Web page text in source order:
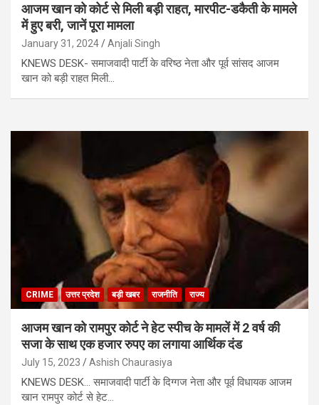
आजम खान को कोर्ट से मिली बड़ी राहत, मारपीट-डकैती के मामले
में हुए बरी, जानें पूरा मामला
January 31, 2024 Anjali Singh
KNEWS DESK- समाजवादी पार्टी के वरिष्ठ नेता और पूर्व सांसद आजम
खान को बड़ी राहत मिली…
CRIME उत्तर प्रदेश बड़ी खबर राजनीति राज्य
आजम खान को रामपुर कोर्ट ने हेट स्पीच के मामलें में 2 वर्ष की
सजा के साथ एक हजार रुपए का लगाया आर्थिक दंड
July 15, 2023 Ashish Chaurasiya
KNEWS DESK… समाजवादी पार्टी के दिग्गज नेता और पूर्व विधायक आजम
खान रामपुर कोर्ट से हेट…